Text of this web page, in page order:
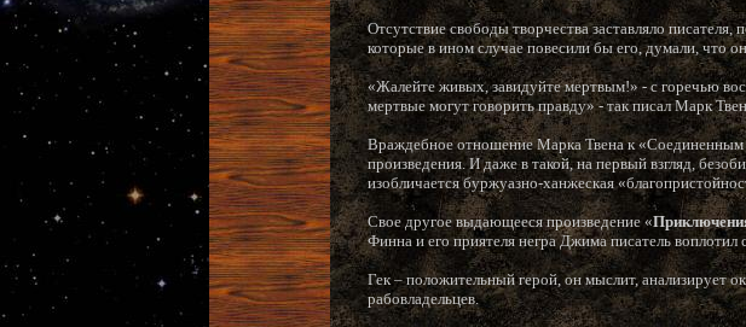
Отсутствие свободы творчества заставляло
которые в ином случае повесили бы его, думали, что
«Жалейте живых, завидуйте мертвым!» - с горечью
мертвые могут говорить правду» - так писал Марк
Враждебное отношение Марка Твена к «Соединенным
произведения. И даже в такой, на первый взгляд,
изобличается буржуазно-ханжеская
Свое другое выдающееся произведение «
Финна и его приятеля негра Джима писатель
Гек – положительный герой, он мыслит, анализирует
рабовладельцев.